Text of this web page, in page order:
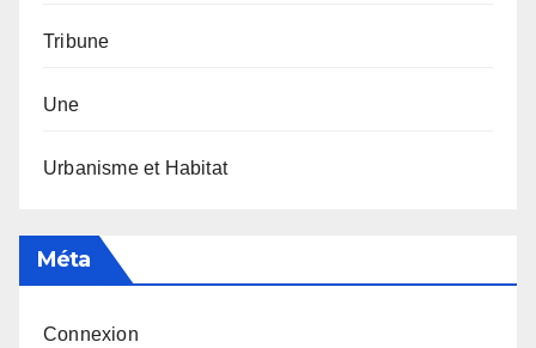
Tribune
Une
Urbanisme et Habitat
Méta
Connexion